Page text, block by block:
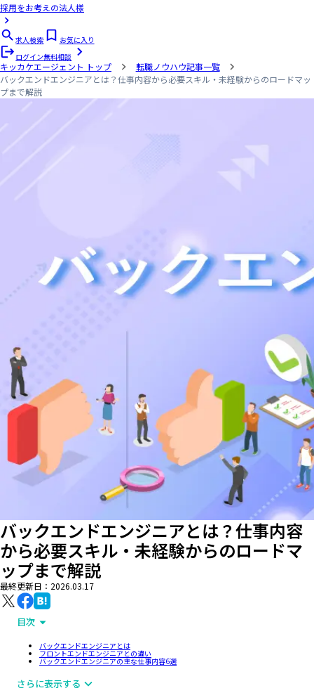
採用をお考えの法人様
求人検索
お気に入り
ログイン無料相談
キッカケエージェント トップ
転職ノウハウ記事一覧
バックエンドエンジニアとは？仕事内容から必要スキル・未経験からのロードマッ
プまで解説
バックエンドエンジニアとは？仕事内容
から必要スキル・未経験からのロードマ
ップまで解説
最終更新日： 2026.03.17
目次
バックエンドエンジニアとは
フロントエンドエンジニアとの違い
バックエンドエンジニアの主な仕事内容6選
さらに表示する